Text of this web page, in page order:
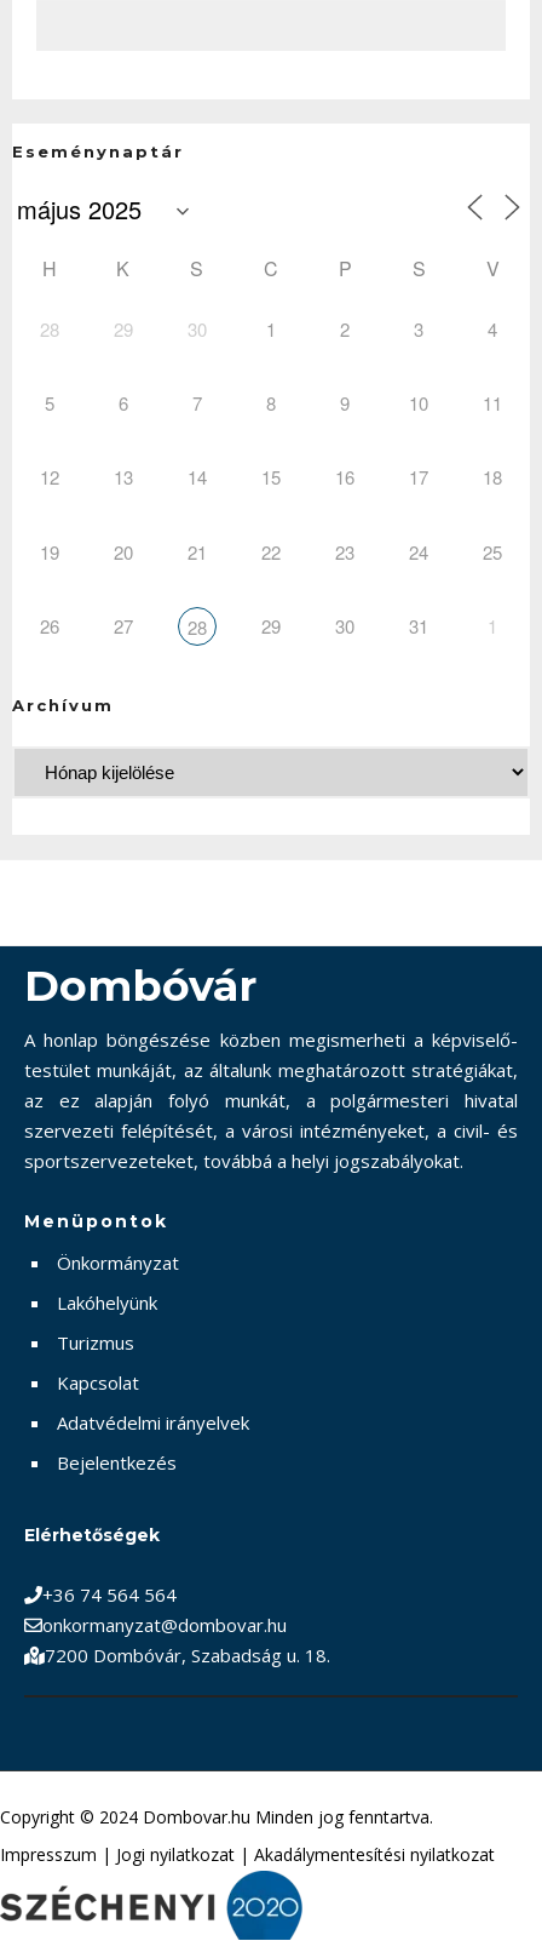
Eseménynaptár
H K S C P S V
28 29 30 1 2 3 4
5 6 7 8 9 10 11
12 13 14 15 16 17 18
19 20 21 22 23 24 25
26 27 28 29 30 31 1
Archívum
Dombóvár
A honlap böngészése közben megismerheti a képviselő-
testület munkáját, az általunk meghatározott stratégiákat,
az ez alapján folyó munkát, a polgármesteri hivatal
szervezeti felépítését, a városi intézményeket, a civil- és
sportszervezeteket, továbbá a helyi jogszabályokat.
Menüpontok
Önkormányzat
Lakóhelyünk
Turizmus
Kapcsolat
Adatvédelmi irányelvek
Bejelentkezés
Elérhetőségek
+36 74 564 564
onkormanyzat@dombovar.hu
7200 Dombóvár, Szabadság u. 18.
Copyright © 2024 Dombovar.hu Minden jog fenntartva.
Impresszum | Jogi nyilatkozat | Akadálymentesítési nyilatkozat